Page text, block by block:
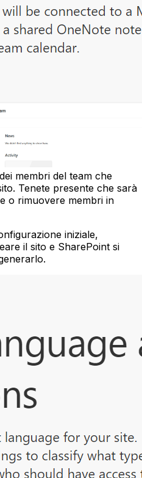
membri del team che
Tenete presente che sarà
o rimuovere membri in
iniziale,
il sito e SharePoint si